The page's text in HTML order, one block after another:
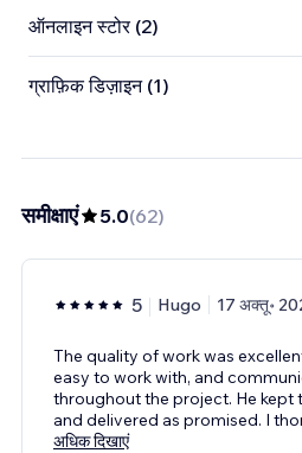
ऑनलाइन स्टोर (2)
ग्राफ़िक डिज़ाइन (1)
समीक्षाएं 5.0(62)
5 Hugo 17 अक्तू॰
The quality of work was
easy to work with, and
throughout the project. He kept
and delivered as promised. I
अधिक दिखाएं